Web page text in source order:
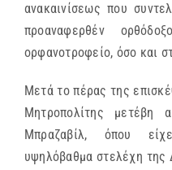
ανακαινίσεως που
προαναφερθέν
ορφανοτροφείο, όσο και
Μετά το πέρας της
Μητροπολίτης μετέβη
Μπραζαβίλ, όπου
υψηλόβαθμα στελέχη της